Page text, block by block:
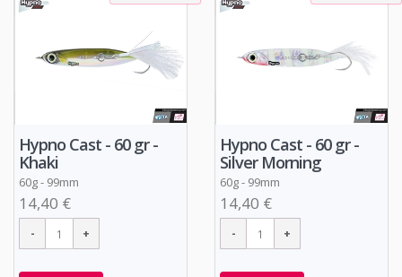
Hypno Cast - 60 gr -
Khaki
60g - 99mm
14,40 €
Hypno Cast - 60 gr -
Silver Morning
60g - 99mm
14,40 €